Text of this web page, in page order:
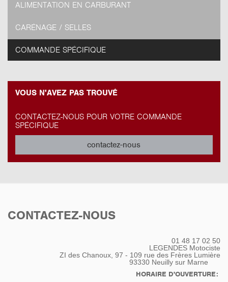
ALIMENTATION EN CARBURANT
CARÉNAGE / SELLES
COMMANDE SPÉCIFIQUE
VOUS N'AVEZ PAS TROUVÉ
CONTACTEZ-NOUS POUR VOTRE COMMANDE
SPÉCIFIQUE
contactez-nous
CONTACTEZ-NOUS
01 48 17 02 50
LEGENDES Motociste
ZI des Chanoux, 97 - 109 rue des Frères Lumière
93330 Neuilly sur Marne
HORAIRE D'OUVERTURE: